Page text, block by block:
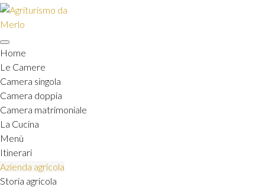
Skip
to
Home
Le Camere
Camera singola
Camera doppia
Camera matrimoniale
La Cucina
Menù
Itinerari
Azienda agricola
Storia agricola